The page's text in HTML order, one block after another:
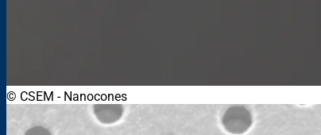
© CSEM - Nanocones